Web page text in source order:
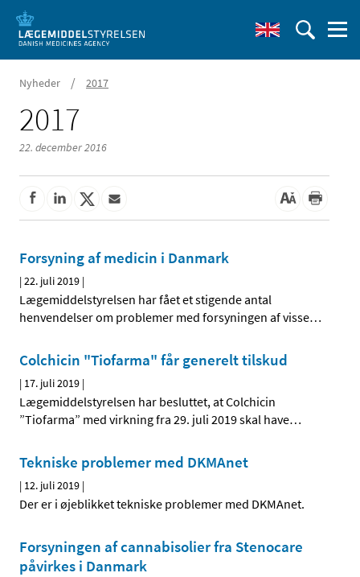
Nyheder / 2017
2017
22. december 2016
Forsyning af medicin i Danmark
|22. juli 2019 |
Lægemiddelstyrelsen har fået et stigende antal
henvendelser om problemer med forsyningen af visse…
Colchicin "Tiofarma" får generelt tilskud
| 17. juli 2019 |
Lægemiddelstyrelsen har besluttet, at Colchicin
”Tiofarma” med virkning fra 29. juli 2019 skal have…
Tekniske problemer med DKMAnet
| 12. juli 2019 |
Der er i øjeblikket tekniske problemer med DKMAnet.
Forsyningen af cannabisolier fra Stenocare
påvirkes i Danmark